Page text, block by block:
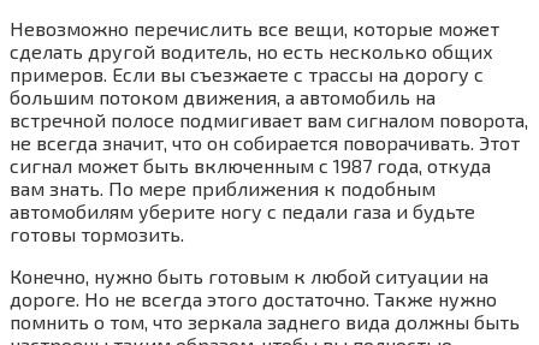
Невозможно перечислить все вещи, которые может
сделать другой водитель, но есть несколько общих
примеров. Если вы съезжаете с трассы на дорогу с
большим потоком движения, а автомобиль на
встречной полосе подмигивает вам сигналом поворота,
не всегда значит, что он собирается поворачивать. Этот
сигнал может быть включенным с 1987 года, откуда
вам знать. По мере приближения к подобным
автомобилям уберите ногу с педали газа и будьте
готовы тормозить.
Конечно, нужно быть готовым к любой ситуации на
дороге. Но не всегда этого достаточно. Также нужно
помнить о том, что зеркала заднего вида должны быть